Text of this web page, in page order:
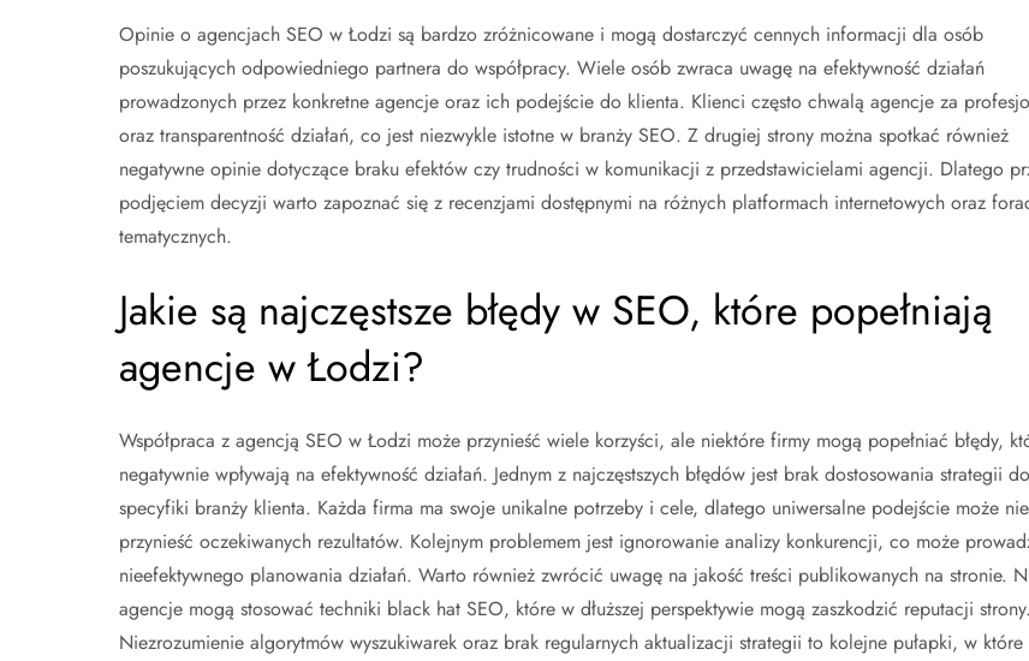
Opinie o agencjach SEO w Łodzi są bardzo zróżnicowane i mogą dostarczyć cennych informacji dla osób
poszukujących odpowiedniego partnera do współpracy. Wiele osób zwraca uwagę na efektywność działań
prowadzonych przez konkretne agencje oraz ich podejście do klienta. Klienci często chwalą agencje za
oraz transparentność działań, co jest niezwykle istotne w branży SEO. Z drugiej strony można spotkać również
negatywne opinie dotyczące braku efektów czy trudności w komunikacji z przedstawicielami agencji. Dlatego
podjęciem decyzji warto zapoznać się z recenzjami dostępnymi na różnych platformach internetowych oraz
tematycznych.
Jakie są najczęstsze błędy w SEO, które popełniają
agencje w Łodzi?
Współpraca z agencją SEO w Łodzi może przynieść wiele korzyści, ale niektóre firmy mogą popełniać błędy,
negatywnie wpływają na efektywność działań. Jednym z najczęstszych błędów jest brak dostosowania strategii do
specyfiki branży klienta. Każda firma ma swoje unikalne potrzeby i cele, dlatego uniwersalne podejście może nie
przynieść oczekiwanych rezultatów. Kolejnym problemem jest ignorowanie analizy konkurencji, co może
nieefektywnego planowania działań. Warto również zwrócić uwagę na jakość treści publikowanych na stronie.
agencje mogą stosować techniki black hat SEO, które w dłuższej perspektywie mogą zaszkodzić reputacji strony.
Niezrozumienie algorytmów wyszukiwarek oraz brak regularnych aktualizacji strategii to kolejne pułapki, w które